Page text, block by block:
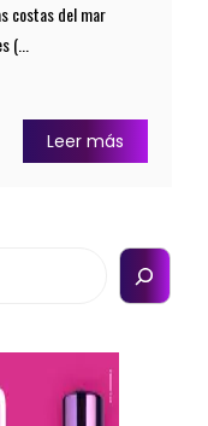
costas del mar
(...
Leer más